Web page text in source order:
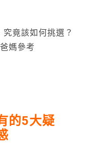
竟該如何挑選？
媽參考
的5大疑